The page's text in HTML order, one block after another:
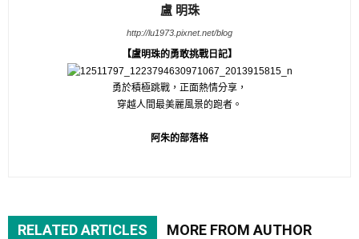
盧 明珠
http://lu1973.pixnet.net/blog
【盧明珠的勇敢挑戰日記】
勇於積極跳戰，正面熱情分享，
穿越人間最美麗風景的跑者。
阿朱的部落格
RELATED ARTICLES MORE FROM AUTHOR